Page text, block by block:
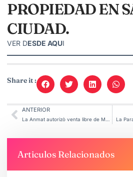
PROPIEDAD EN
CIUDAD.
VER DESDE AQUI
Share it :
ANTERIOR
La
Articulos Relacionados